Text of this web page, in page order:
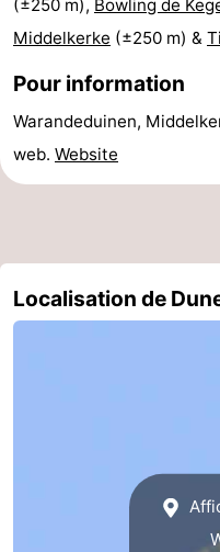
Oostduinkerke
-
La
Panne
-
Nature
Météo
(±250 m), Bowling de
Middelkerke (±250 m) &
Pour information
Warandeduinen,
web. Website
Localisation de